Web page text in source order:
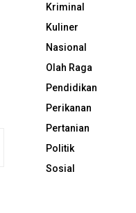
Kriminal
Kuliner
Nasional
Olah Raga
Pendidikan
Perikanan
Pertanian
Politik
Sosial